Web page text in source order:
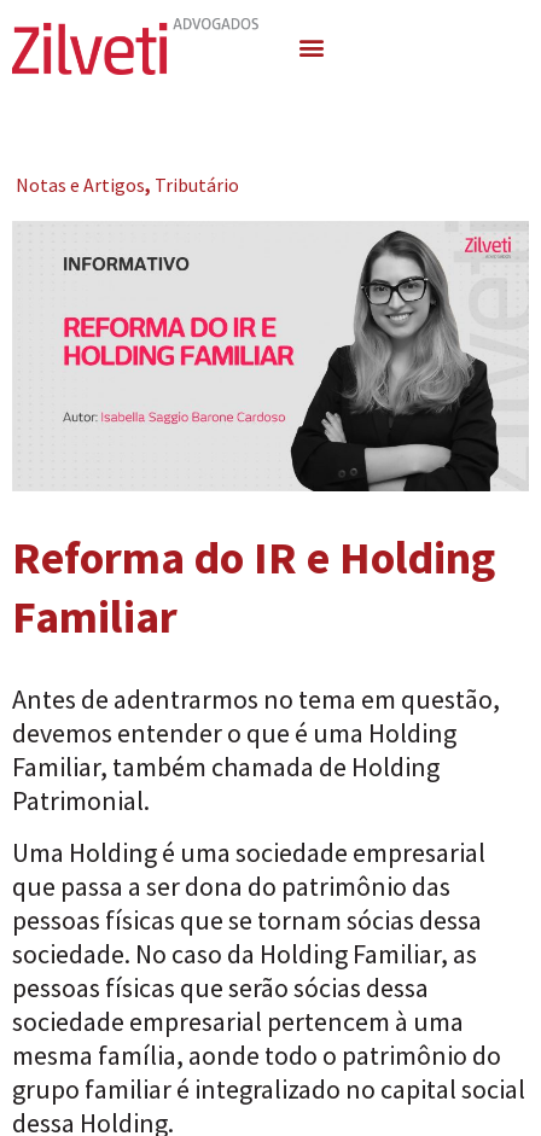
Notas e Artigos, Tributário
Reforma do IR e Holding
Familiar
Antes de adentrarmos no tema em questão,
devemos entender o que é uma Holding
Familiar, também chamada de Holding
Patrimonial.
Uma Holding é uma sociedade empresarial
que passa a ser dona do patrimônio das
pessoas físicas que se tornam sócias dessa
sociedade. No caso da Holding Familiar, as
pessoas físicas que serão sócias dessa
sociedade empresarial pertencem à uma
mesma família, aonde todo o patrimônio do
grupo familiar é integralizado no capital social
dessa Holding.